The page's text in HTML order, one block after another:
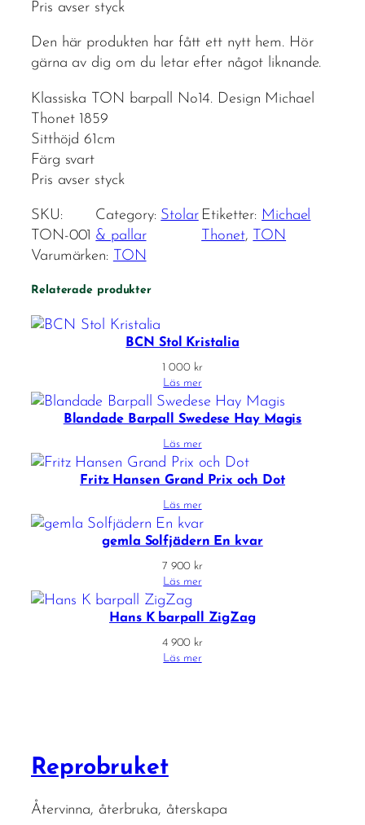
Pris avser styck
Den här produkten har fått ett nytt hem. Hör
gärna av dig om du letar efter något liknande.
Klassiska TON barpall No14. Design Michael
Thonet 1859
Sitthöjd 61cm
Färg svart
Pris avser styck
SKU:
TON-001
Category: Stolar
& pallar
Etiketter: Michael
Thonet, TON
Varumärken: TON
Relaterade produkter
BCN Stol Kristalia
1 000 kr
Läs mer
Blandade Barpall Swedese Hay Magis
Läs mer
Fritz Hansen Grand Prix och Dot
Läs mer
gemla Solfjädern En kvar
7 900 kr
Läs mer
Hans K barpall ZigZag
4 900 kr
Läs mer
Reprobruket
Återvinna, återbruka, återskapa